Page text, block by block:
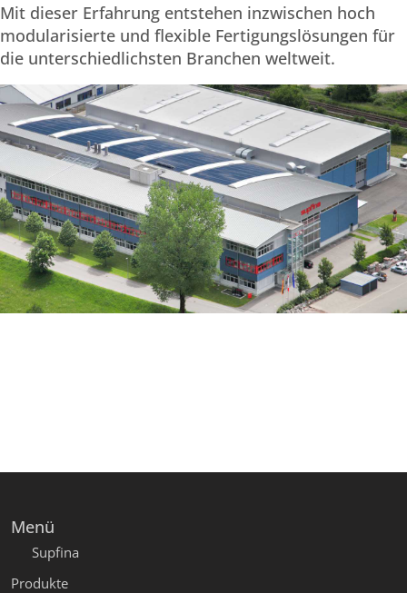
Mit dieser Erfahrung entstehen inzwischen hoch
modularisierte und flexible Fertigungslösungen für
die unterschiedlichsten Branchen weltweit.
Menü
Supfina
Produkte